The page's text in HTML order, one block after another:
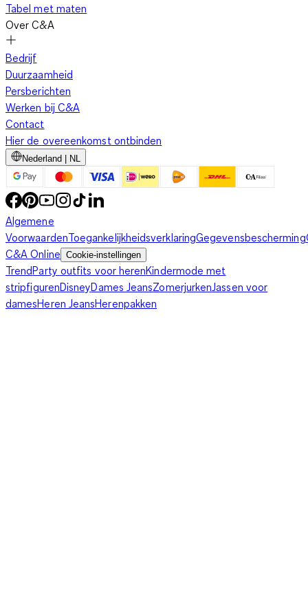
Tabel met maten
Over C&A
Bedrijf
Duurzaamheid
Persberichten
Werken bij C&A
Contact
Hier de overeenkomst ontbinden
Nederland | NL
Algemene
VoorwaardenToegankelijkheidsverklaringGegevensbescherming
C&A Online Cookie-instellingen
TrendParty outfits voor herenKindermode met
stripfigurenDisneyDames JeansZomerjurkenJassen voor
damesHeren JeansHerenpakken